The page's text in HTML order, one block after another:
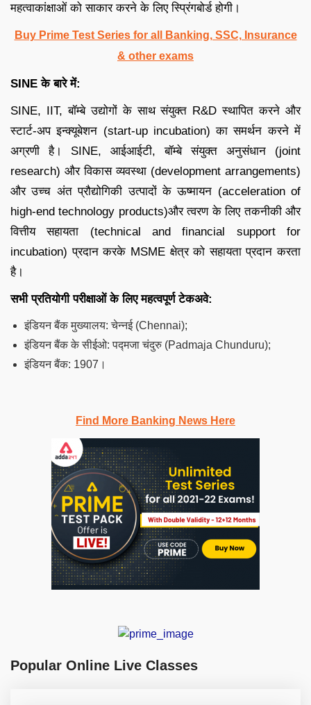
महत्वाकांक्षाओं को साकार करने के लिए स्प्रिंगबोर्ड होगी।
Buy Prime Test Series for all Banking, SSC, Insurance
& other exams
SINE के बारे में:
SINE, IIT, बॉम्बे उद्योगों के साथ संयुक्त R&D स्थापित करने और
स्टार्ट-अप इन्क्यूबेशन (start-up incubation) का समर्थन करने में
अग्रणी है। SINE, आईआईटी, बॉम्बे संयुक्त अनुसंधान (joint
research) और विकास व्यवस्था (development arrangements)
और उच्च अंत प्रौद्योगिकी उत्पादों के ऊष्मायन (acceleration of
high-end technology products)और त्वरण के लिए तकनीकी और
वित्तीय सहायता (technical and financial support for
incubation) प्रदान करके MSME क्षेत्र को सहायता प्रदान करता
है।
सभी प्रतियोगी परीक्षाओं के लिए महत्वपूर्ण टेकअवे:
इंडियन बैंक मुख्यालय: चेन्नई (Chennai);
इंडियन बैंक के सीईओ: पद्मजा चंदुरु (Padmaja Chunduru);
इंडियन बैंक: 1907।
Find More Banking News Here
Popular Online Live Classes